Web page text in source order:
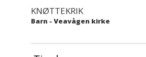
KNØTTEKRIK
Barn - Veavågen kirke